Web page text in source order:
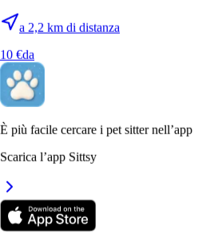
Nuovo
a 2,3 km di distanza
a 2,2 km di distanza
10 €da
È più facile cercare i pet sitter nell’app
Scarica l’app Sittsy